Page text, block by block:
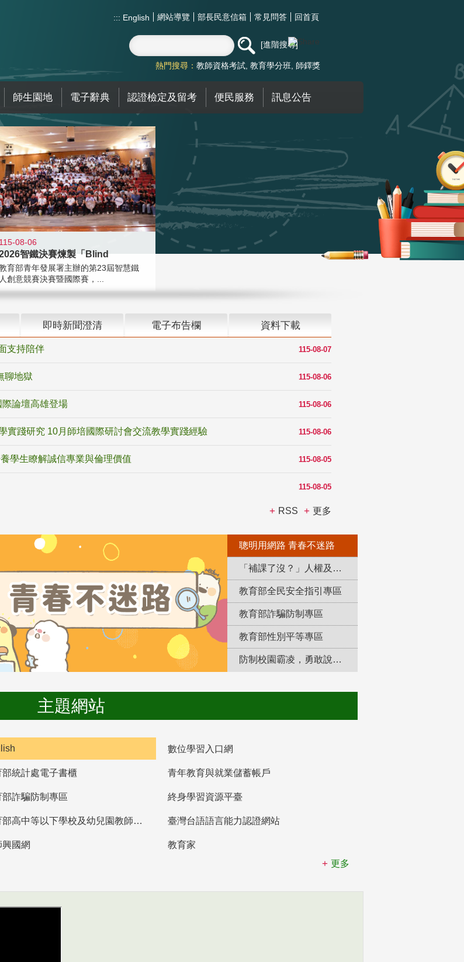
::: English 網站導覽 部長民意信箱 常見問答 回首頁
進階搜尋
熱門搜尋： 教師資格考試 教育學分班 師鐸獎
師生園地 電子辭典 認證檢定及留考 便民服務 訊息公告
115-08-06
智鐵決賽煉製「Blind
育部青年發展署主辦的第23屆智慧鐵
人創意競賽決賽暨國際賽，...
即時新聞澄清 電子布告欄 資料下載
115-08-07
支持陪伴
115-08-06
聊地獄
115-08-06
論壇高雄登場
115-08-06
實踐研究 10月師培國際研討會交流教學實踐經驗
115-08-05
學生瞭解誠信專業與倫理價值
115-08-05
RSS 更多
聰明用網路 青春不迷路
「補課了沒？」人權及轉型正義教育專區
教育部全民安全指引專區
教育部詐騙防制專區
教育部性別平等專區
防制校園霸凌，勇敢說出來！
主題網站
數位學習入口網
部統計處電子書櫃 青年教育與就業儲蓄帳戶
部詐騙防制專區 終身學習資源平臺
教育部高中等以下學校及幼兒園教師資格檢定考試 臺灣台語語言能力認證網站
興國網
教育家
更多